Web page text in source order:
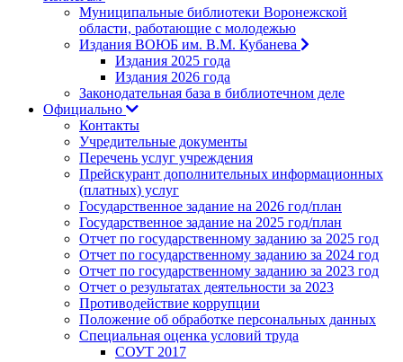
Муниципальные библиотеки Воронежской
области, работающие с молодежью
Издания ВОЮБ им. В.М. Кубанева
Издания 2025 года
Издания 2026 года
Законодательная база в библиотечном деле
Официально
Контакты
Учредительные документы
Перечень услуг учреждения
Прейскурант дополнительных информационных
(платных) услуг
Государственное задание на 2026 год/план
Государственное задание на 2025 год/план
Отчет по государственному заданию за 2025 год
Отчет по государственному заданию за 2024 год
Отчет по государственному заданию за 2023 год
Отчет о результатах деятельности за 2023
Противодействие коррупции
Положение об обработке персональных данных
Специальная оценка условий труда
СОУТ 2017